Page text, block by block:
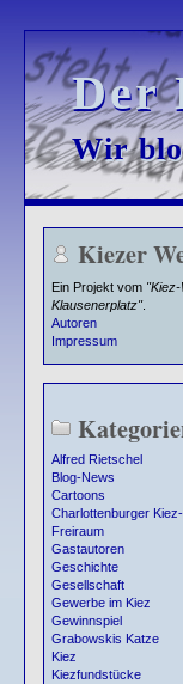
Der
Der
Wir
Wir
Kiezer
Ein Projekt vom
Klausenerplatz".
Autoren
Impressum
Alfred Rietschel
Blog-News
Cartoons
Charlottenburger
Freiraum
Gastautoren
Geschichte
Gesellschaft
Gewerbe im Kiez
Gewinnspiel
Grabowskis Katze
Kiez
Kiezfundstücke